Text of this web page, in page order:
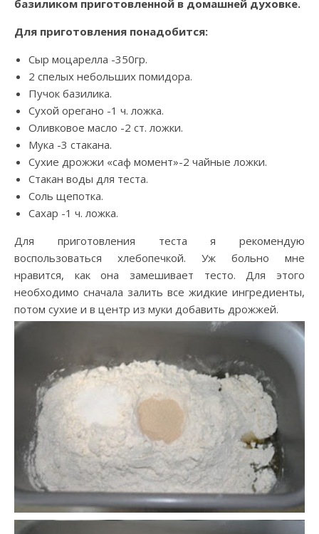
базиликом приготовленной в домашней духовке.
Для приготовления понадобится:
Сыр моцарелла -350гр.
2 спелых небольших помидора.
Пучок базилика.
Сухой орегано -1 ч. ложка.
Оливковое масло -2 ст. ложки.
Мука -3 стакана.
Сухие дрожжи «саф момент»-2 чайные ложки.
Стакан воды для теста.
Соль щепотка.
Сахар -1 ч. ложка.
Для приготовления теста я рекомендую
воспользоваться хлебопечкой. Уж больно мне
нравится, как она замешивает тесто. Для этого
необходимо сначала залить все жидкие ингредиенты,
потом сухие и в центр из муки добавить дрожжей.